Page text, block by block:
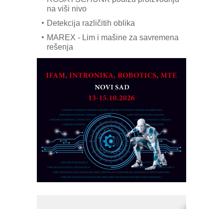
na viši nivo
Detekcija različitih oblika
MAREX - Lim i mašine za savremena
rešenja
partner
CTO - Prilagodite svoju toplinsku
Razvoj asortimanskog pravca MINI-
PLC AKYTEC
AUKOM: Svetski standard metrologije
dostupan u Srbiji
MOTOMAN – NEXT-Robotika vođena
veštačkom inteligencijom
I.SAFE MOBILE revolucioniše